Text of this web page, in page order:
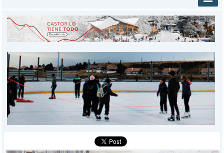
INICIO
PROVINCIALES
DEPORTES
POLICIALES
I-DIARIO
MÁS
BÚSQUEDA